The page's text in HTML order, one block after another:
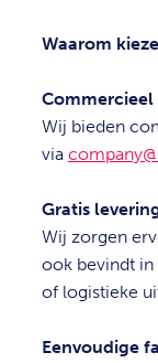
Waarom
Wij bieden
via
Gratis
Wij zorgen
ook bevindt in
of logistieke
Eenvoudige